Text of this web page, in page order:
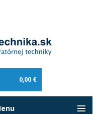
0,00 €